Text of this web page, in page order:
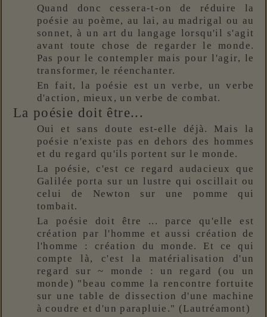
Quand donc cessera-t-on de réduire la
poésie au poème, au lai, au madrigal ou au
sonnet, à un art du langage lorsqu'il s'agit
avant toute chose de regarder le monde.
Pas pour le contempler mais pour l'agir, le
transformer, le réenchanter.
En fait, la poésie est un verbe, un verbe
d'action, mieux, un verbe de combat.
La poésie doit être...
Oui et sans doute est-elle déjà. Mais la
poésie n'existe pas en dehors des hommes
et du regard qu'ils portent sur le monde.
La poésie, c'est ce regard audacieux que
Galilée porta sur un lustre qui oscillait ou
celui de Newton sur une pomme qui
tombait.
La poésie doit être ... parce qu'elle est
création par l'homme et aussi création de
l'homme : création du monde. Et ce qui
compte là, c'est la matérialisation d'un
regard sur ~ monde : un regard (ou un
monde) "beau comme la rencontre fortuite
sur une table de dissection d'une machine
à coudre et d'un parapluie." (Lautréamont)